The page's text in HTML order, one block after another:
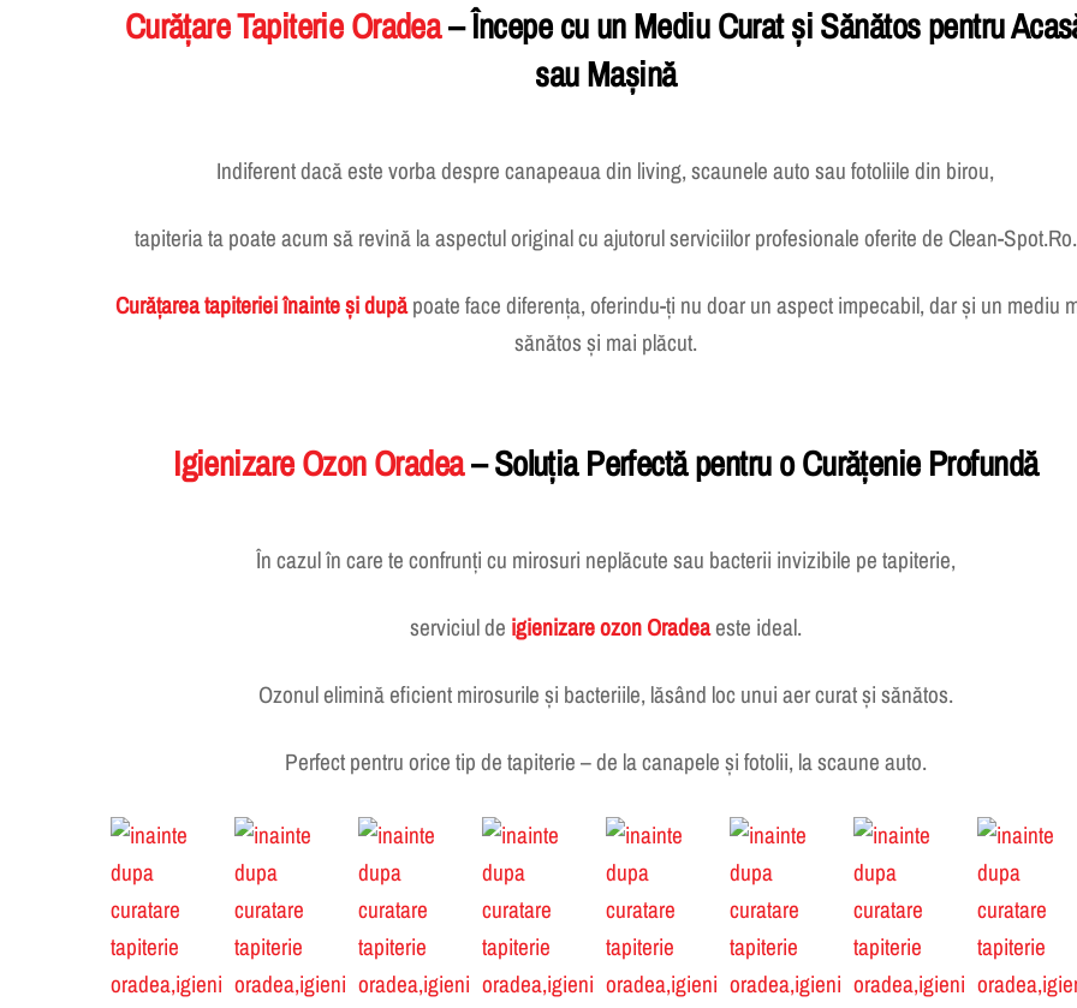
Curățare Tapiterie Oradea– Începe cu un Mediu Curat și Sănătos pentru
sau Mașină
Indiferent dacă este vorba despre canapeaua din living, scaunele auto sau fotoliile din birou,
tapiteria ta poate acum să revină la aspectul original cu ajutorul serviciilor profesionale oferite de Clean-Spot.Ro.
Curățarea tapiteriei înainte și dupăpoate face diferența, oferindu-ți nu doar un aspect impecabil, dar și un mediu
sănătos și mai plăcut.
Igienizare Ozon Oradea– Soluția Perfectă pentru o Curățenie Profundă
În cazul în care te confrunți cu mirosuri neplăcute sau bacterii invizibile pe tapiterie,
serviciul de igienizare ozon Oradeaeste ideal.
Ozonul elimină eficient mirosurile și bacteriile, lăsând loc unui aer curat și sănătos.
Perfect pentru orice tip de tapiterie – de la canapele și fotolii, la scaune auto.